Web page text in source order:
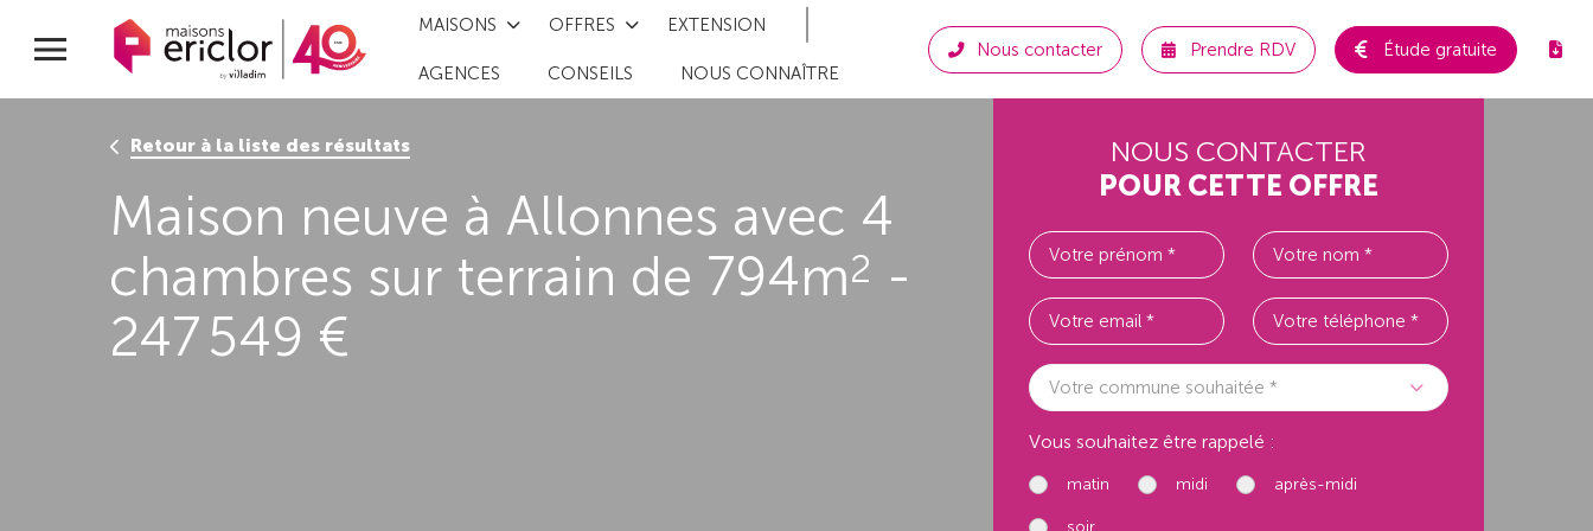
MAISONS OFFRES EXTENSION
AGENCES CONSEILS NOUS CONNAÎTRE
Nous contacter Prendre RDV Étude gratuite
Retour à la liste des résultats
Maison neuve à Allonnes avec 4
chambres sur terrain de 794m2 -
247 549 €
NOUS CONTACTER
POUR CETTE OFFRE
Votre commune souhaitée *
Vous souhaitez être rappelé :
matin midi après-midi